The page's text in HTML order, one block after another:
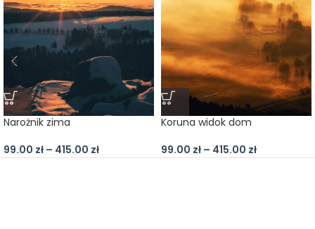
Narożnik zima
99.00 zł – 415.00 zł
Koruna widok dom
99.00 zł – 415.00 zł